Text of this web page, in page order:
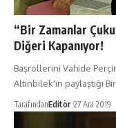
“Bir Zamanlar
Diğeri Kapanıyor!
Başrollerini Vahide
Altınbilek'in paylaştığı
TarafındanEditör 27 Ara 2019